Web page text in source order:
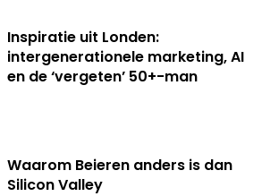
Inspiratie uit Londen:
intergenerationele marketing, AI
en de ‘vergeten’ 50+-man
Waarom Beieren anders is dan
Silicon Valley